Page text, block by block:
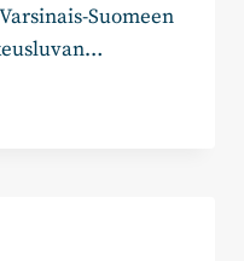
Suomeen